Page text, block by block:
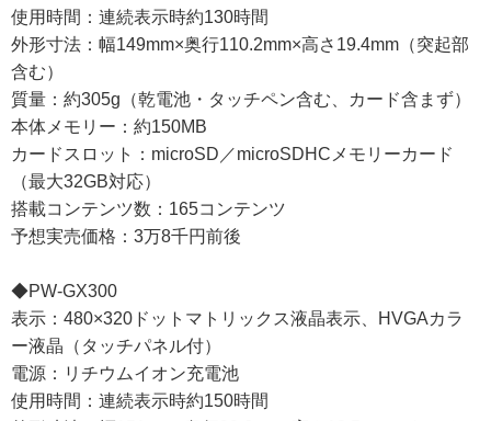
使用時間：連続表示時約130時間
外形寸法：幅149mm×奥行110.2mm×高さ19.4mm（突起部
含む）
質量：約305g（乾電池・タッチペン含む、カード含まず）
本体メモリー：約150MB
カードスロット：microSD／microSDHCメモリーカード
（最大32GB対応）
搭載コンテンツ数：165コンテンツ
予想実売価格：3万8千円前後
◆PW-GX300
表示：480×320ドットマトリックス液晶表示、HVGAカラ
ー液晶（タッチパネル付）
電源：リチウムイオン充電池
使用時間：連続表示時約150時間